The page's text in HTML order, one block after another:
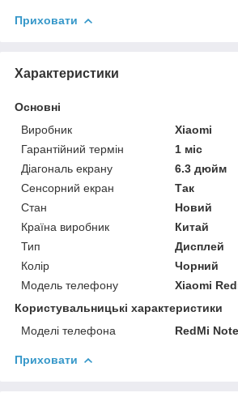
Приховати
Характеристики
Основні
Виробник
Xiaomi
Гарантійний термін
1 міс
Діагональ екрану
6.3 дюйм
Сенсорний екран
Так
Стан
Новий
Країна виробник
Китай
Тип
Дисплей
Колір
Чорний
Модель телефону
Xiaomi
Користувальницькі характеристики
Моделі телефона
RedMi
Приховати